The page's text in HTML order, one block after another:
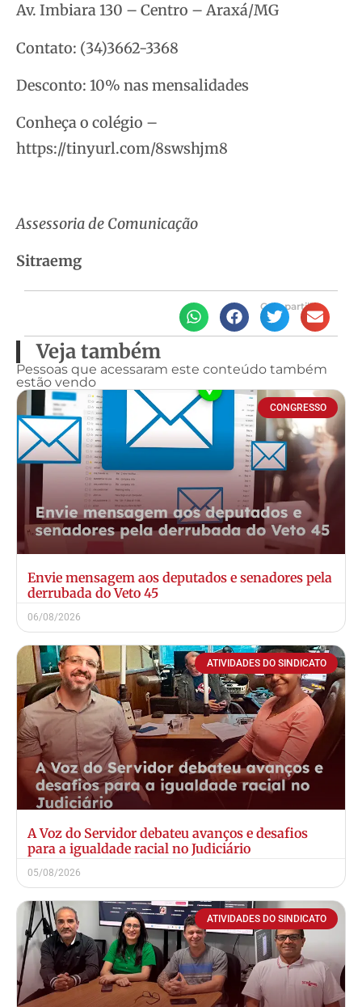
Av. Imbiara 130 – Centro – Araxá/MG
Contato: (34)3662-3368
Desconto: 10% nas mensalidades
Conheça o colégio –
https://tinyurl.com/8swshjm8
Assessoria de Comunicação
Sitraemg
Compartilhe
Veja também
Pessoas que acessaram este conteúdo também
estão vendo
CONGRESSO
Envie mensagem aos deputados e senadores pela
derrubada do Veto 45
06/08/2026
ATIVIDADES DO SINDICATO
A Voz do Servidor debateu avanços e desafios
para a igualdade racial no Judiciário
05/08/2026
ATIVIDADES DO SINDICATO